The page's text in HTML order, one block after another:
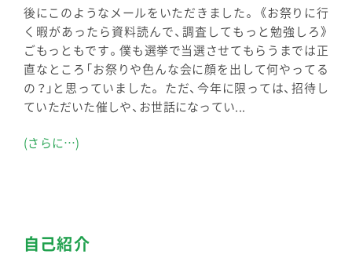
後にこのようなメールをいただきました。 《お祭りに行
く暇があったら資料読んで、調査してもっと勉強しろ》
ごもっともです。僕も選挙で当選させてもらうまでは正
直なところ「お祭りや色んな会に顔を出して何やってる
の？」と思っていました。 ただ、今年に限っては、招待し
ていただいた催しや、お世話になってい...
(さらに…)
自己紹介